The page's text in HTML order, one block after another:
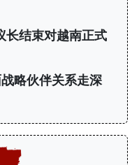
长结束对越南正式
略伙伴关系走深